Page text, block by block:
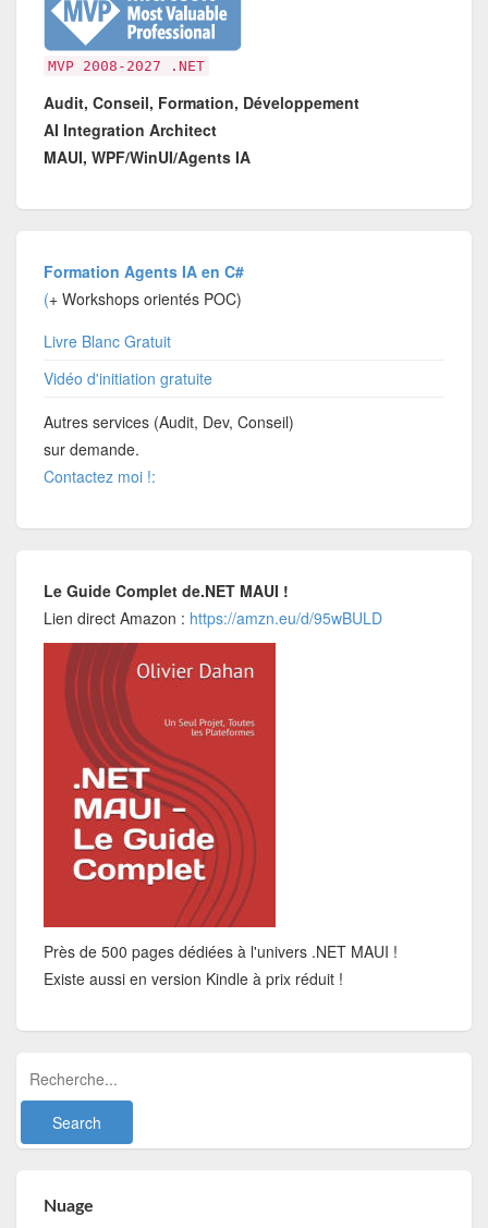
MVP 2008-2027 .NET
Audit, Conseil, Formation, Développement
AI Integration Architect
MAUI, WPF/WinUI/Agents IA
Formation Agents IA en C#
(+ Workshops orientés POC)
Livre Blanc Gratuit
Vidéo d'initiation gratuite
Autres services (Audit, Dev, Conseil)
sur demande.
Contactez moi !:
Le Guide Complet de.NET MAUI !
Lien direct Amazon : https://amzn.eu/d/95wBULD
Près de 500 pages dédiées à l'univers .NET MAUI !
Existe aussi en version Kindle à prix réduit !
Nuage